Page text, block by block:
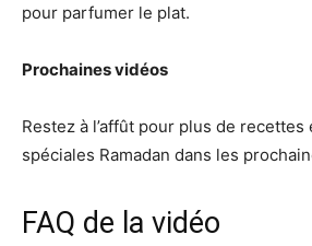
pour parfumer le plat.
Prochaines vidéos
Restez à l’affût pour plus de
spéciales Ramadan dans les
FAQ de la vidéo